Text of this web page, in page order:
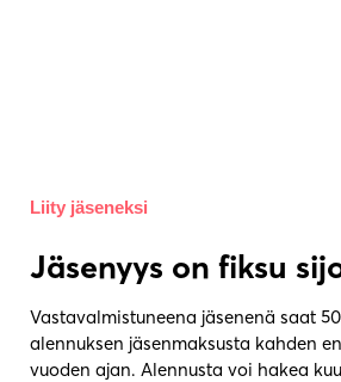
Liity jäseneksi
Jäsenyys on fiksu
Vastavalmistuneena jäsenenä saat
alennuksen jäsenmaksusta kahden
vuoden ajan. Alennusta voi hakea